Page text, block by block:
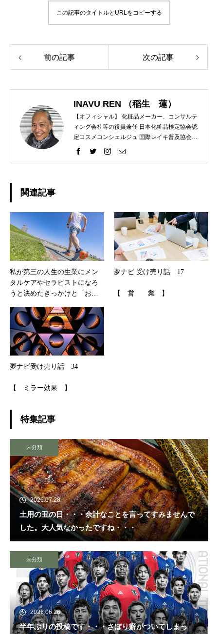
この記事のタイトルとURLをコピーする
前の記事 次の記事
INAVU REN （稲生 蓮）
【オフィシャル】 化粧品メーカー、コンサルテ
ィング会社等の役員兼任 日本化粧品検定協会認
定コスメコンシェルジュ 国際レイキ普及協会認
定ティーチャー 【プライベート】 趣味 ラン
関連記事
私が第三の人生の生業にメン
タルケアやセラピストになろ
うと決めたきっかけと「お
夢ナビ 受け売り話 17
【 営 業 】
夢ナビ受け売り話 34
【 ミラー効果 】
特集記事
未分類
2026.07.28
土用の丑の日・・・余計なことを言ってすみませんで
した。大人気なかったですね・・・
未分類
2026.06.26
半年ぶりの投稿です・・・さぼり癖がついてしまっ